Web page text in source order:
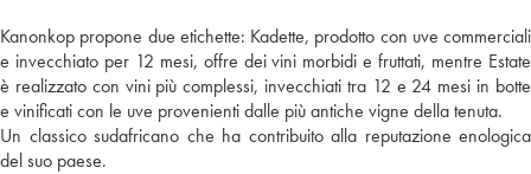
Kanonkop propone due etichette: Kadette, prodotto con uve commerciali
e invecchiato per 12 mesi, offre dei vini morbidi e fruttati, mentre Estate
è realizzato con vini più complessi, invecchiati tra 12 e 24 mesi in botte
e vinificati con le uve provenienti dalle più antiche vigne della tenuta.
Un classico sudafricano che ha contribuito alla reputazione enologica
del suo paese.